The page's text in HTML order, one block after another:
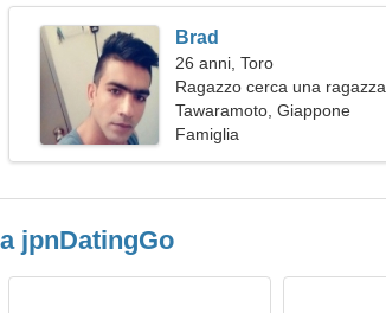
Brad
26 anni, Toro
Ragazzo cerca una ragazza
Tawaramoto, Giappone
Famiglia
jpnDatingGo